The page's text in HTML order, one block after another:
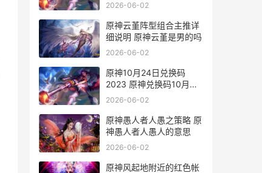
2026-06-02
原神云堇阵型组合主推详
细说明 原神云堇是男的吗
2026-06-02
原神10月24日兑换码
2023 原神兑换码10月大
全原神兑换码怎么用
2026-06-02
原神愚人者人愚之策略 原
神愚人者人愚人的意思
2026-06-02
原神风起地附近的红色帐